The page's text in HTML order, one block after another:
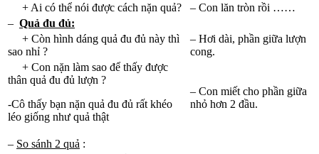
+ Ai có thể nói được cách nặn quả?
– Con lăn tròn rồi ……
– Quả đu đủ:
+ Còn hình dáng quả đu đủ này thì
sao nhỉ ?
– Hơi dài, phần giữa lượn
cong.
+ Con nặn làm sao để thấy được
thân quả đu đủ lượn ?
-Cô thấy bạn nặn quả đu đủ rất khéo
léo giống như quả thật
– Con miết cho phần giữa
nhỏ hơn 2 đầu.
– So sánh 2 quả :